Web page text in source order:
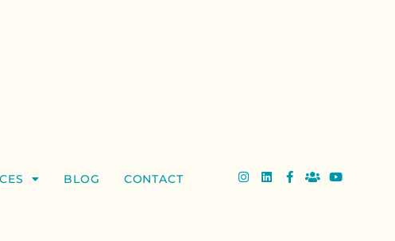
BLOG CONTACT